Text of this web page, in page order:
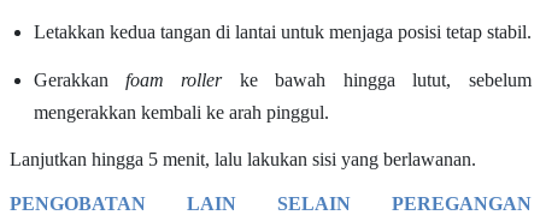
Letakkan kedua tangan di lantai untuk menjaga posisi tetap stabil.
Gerakkan foam rollerke bawah hingga lutut, sebelum
mengerakkan kembali ke arah pinggul.
Lanjutkan hingga 5 menit, lalu lakukan sisi yang berlawanan.
PENGOBATAN LAIN SELAIN PEREGANGAN